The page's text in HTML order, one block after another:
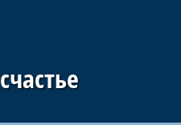
счастье